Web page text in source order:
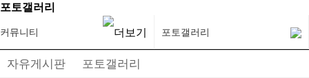
포토갤러리
커뮤니티 포토갤러리
자유게시판 포토갤러리